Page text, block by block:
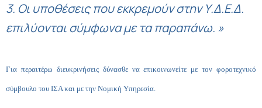
3. Οι υποθέσεις που εκκρεμούν στην Υ.Δ.Ε.Δ.
επιλύονται σύμφωνα με τα παραπάνω. »
Για περαιτέρω διευκρινήσεις δύνασθε να επικοινωνείτε με τον φοροτεχνικό
σύμβουλο του ΙΣΑ και με την Νομική Υπηρεσία.